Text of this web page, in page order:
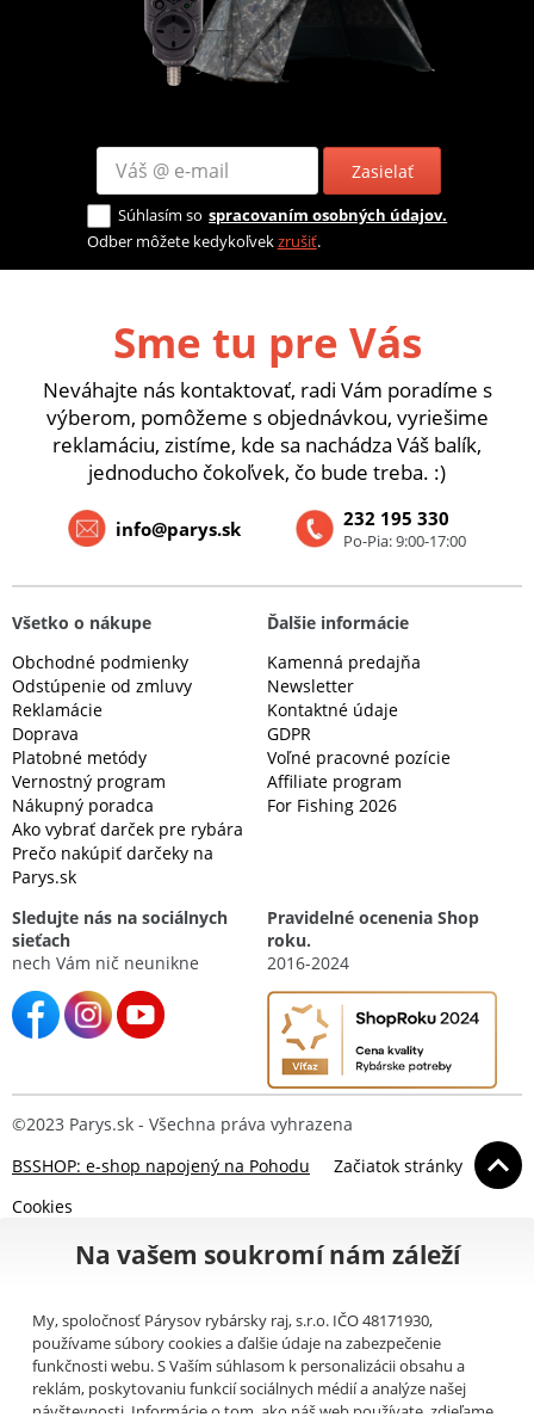
Zasielať
Súhlasím so spracovaním osobných údajov.
Odber môžete kedykoľvekzrušiť.
Sme tu pre Vás
Neváhajte nás kontaktovať, radi Vám poradíme s
výberom, pomôžeme s objednávkou, vyriešime
reklamáciu, zistíme, kde sa nachádza Váš balík,
jednoducho čokoľvek, čo bude treba. :)
232 195 330
Po-Pia: 9:00-17:00
info@parys.sk
Všetko o nákupe
Obchodné podmienky
Odstúpenie od zmluvy
Reklamácie
Doprava
Platobné metódy
Vernostný program
Nákupný poradca
Ako vybrať darček pre rybára
Prečo nakúpiť darčeky na
Parys.sk
Ďalšie informácie
Kamenná predajňa
Newsletter
Kontaktné údaje
GDPR
Voľné pracovné pozície
Affiliate program
For Fishing 2026
Sledujte nás na sociálnych
sieťach
nech Vám nič neunikne
Pravidelné ocenenia Shop
roku.
2016-2024
©2023 Parys.sk - Všechna práva vyhrazena
BSSHOP: e-shop napojený na Pohodu
Začiatok stránky
Cookies
Na vašem soukromí nám záleží
My, spoločnosť Párysov rybársky raj, s.r.o. IČO 48171930,
používame súbory cookies a ďalšie údaje na zabezpečenie
funkčnosti webu. S Vaším súhlasom k personalizácii obsahu a
reklám, poskytovaniu funkcií sociálnych médií a analýze našej
návštevnosti. Informácie o tom, ako náš web používate, zdieľame